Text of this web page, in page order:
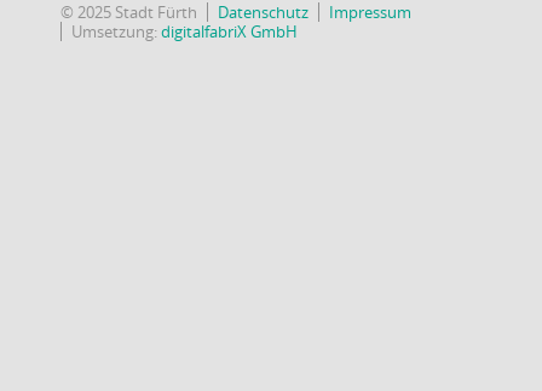
© 2025 Stadt Fürth Datenschutz
Impressum
Umsetzung:digitalfabriX GmbH